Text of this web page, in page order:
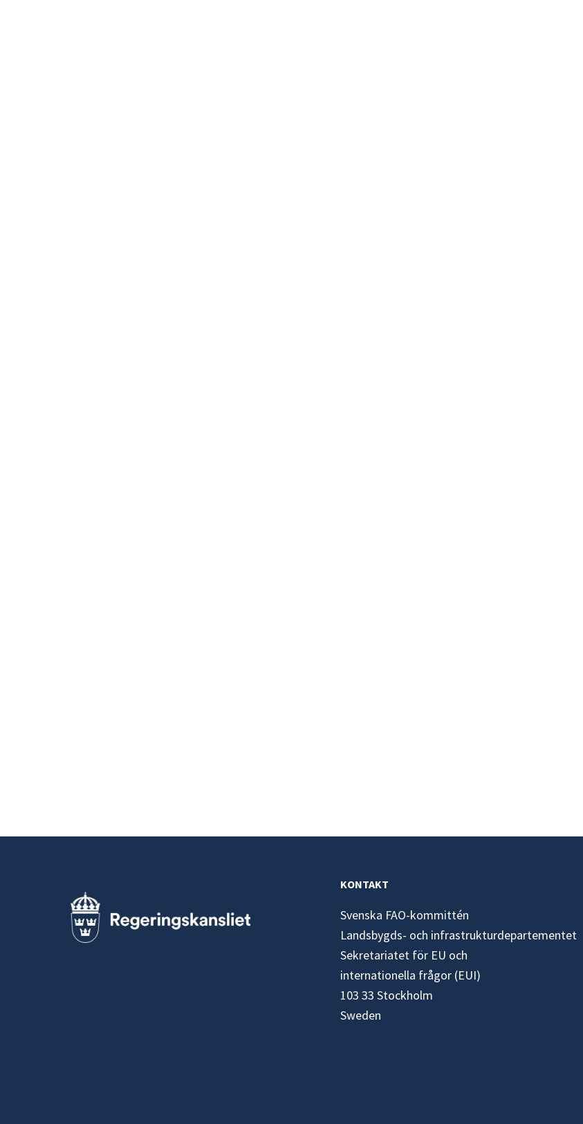
KONTAKT
Svenska FAO-kommittén
Landsbygds- och infrastrukturdepartementet
Sekretariatet för EU och
internationella frågor (EUI)
103 33 Stockholm
Sweden